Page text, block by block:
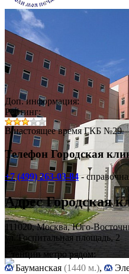
Доп. информация:
Рейтинг:
В настоящее время ГКБ №29
Телефон Городская
+7 (499) 263-03-84-
АдресГородская
111020, Москва, Юго-
ул. Госпитальная площадь, 2
Станции метро рядом:
Бауманская (1440 м.),